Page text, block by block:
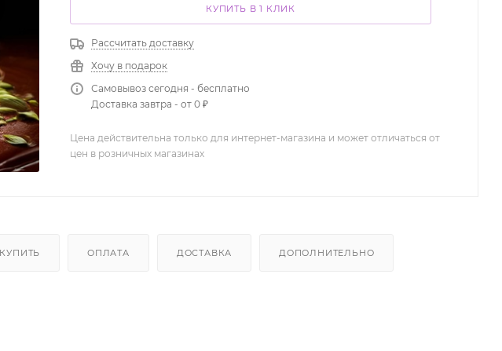
КУПИТЬ В 1 КЛИК
Рассчитать доставку
Хочу в подарок
Самовывоз сегодня - бесплатно
Доставка завтра - от 0 ₽
Цена действительна только для интернет-магазина и может отличаться от
цен в розничных магазинах
ОПЛАТА ДОСТАВКА ДОПОЛНИТЕЛЬНО